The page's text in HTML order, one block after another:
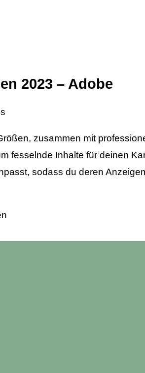
2023 – Adobe
zusammen mit
fesselnde Inhalte für deinen
sodass du deren